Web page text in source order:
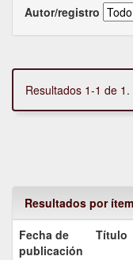
Autor/registro
Resultados 1-1 de 1.
Resultados por
Fecha de
publicación
Título